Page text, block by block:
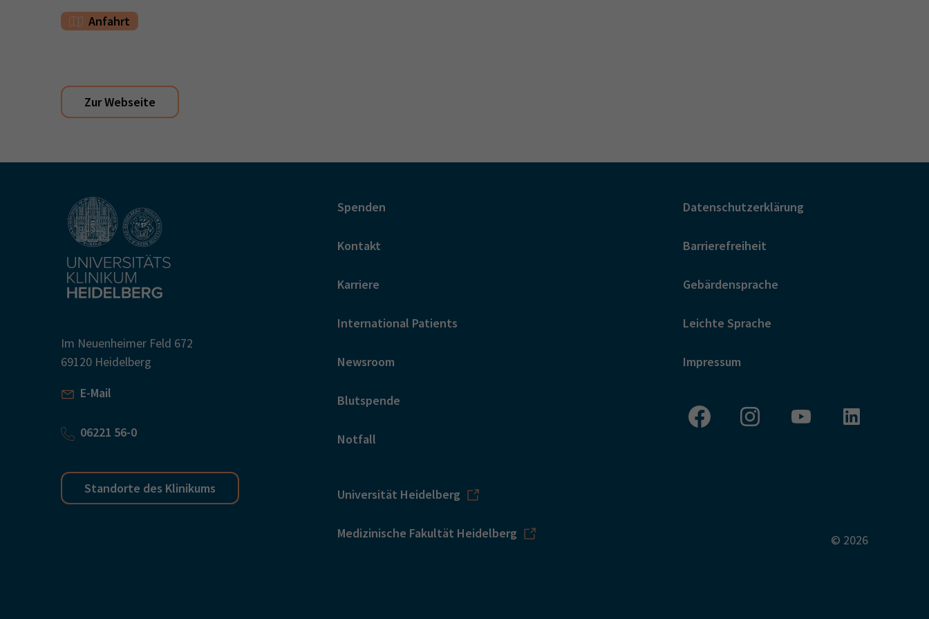
Anfahrt
Zur Webseite
Im Neuenheimer Feld 672
69120 Heidelberg
E-Mail
06221 56-0
Standorte des Klinikums
Spenden
Kontakt
Karriere
International Patients
Newsroom
Blutspende
Notfall
Universität Heidelberg
Medizinische Fakultät Heidelberg
Datenschutzerklärung
Barrierefreiheit
Gebärdensprache
Leichte Sprache
Impressum
© 2026